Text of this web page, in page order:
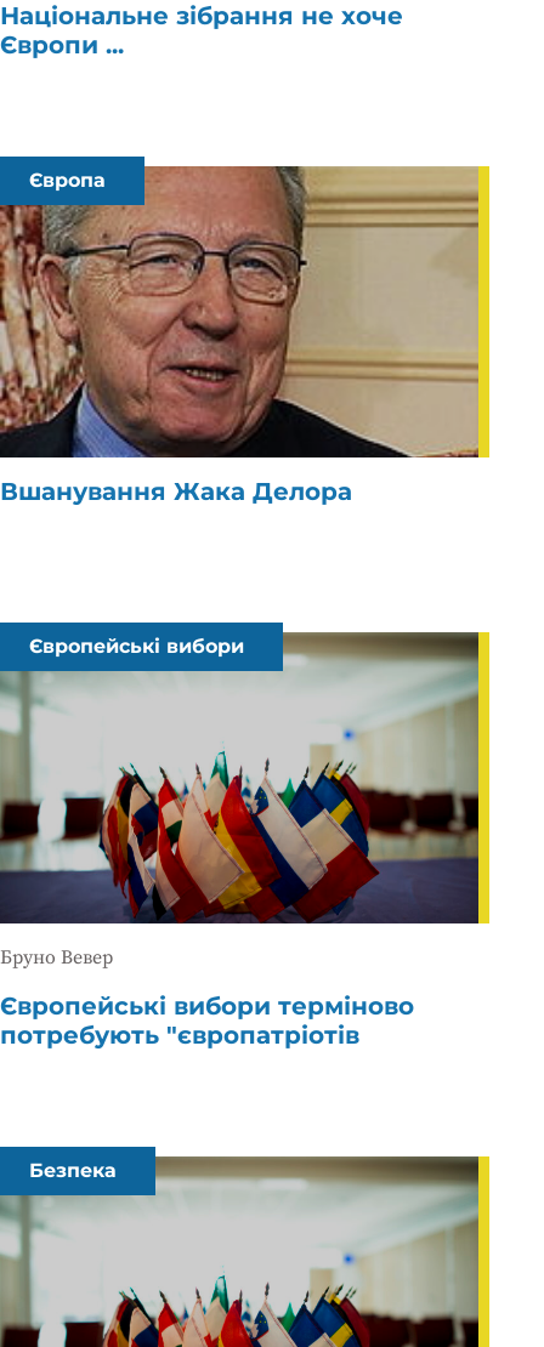
Національне зібрання не хоче
Європи ...
Європа
Вшанування Жака Делора
Європейські вибори
Бруно Вевер
Європейські вибори терміново
потребують "європатріотів
Безпека